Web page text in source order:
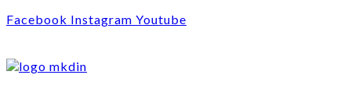
Facebook Instagram Youtube